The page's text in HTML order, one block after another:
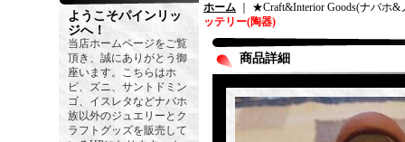
ようこそパインリッ
ジへ！
当店ホームページをご覧
頂き、誠にありがとう御
座います。こちらはホ
ピ、ズニ、サントドミン
ゴ、イスレタなどナバホ
族以外のジュエリーとク
ラフトグッズを販売して
ホーム ｜ ★Craft&Interior Goods(ナバホ
ッテリー(陶器)
商品詳細